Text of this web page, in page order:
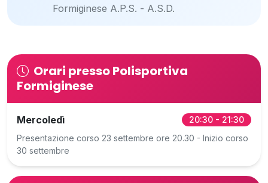
Formiginese A.P.S. - A.S.D.
Orari presso Polisportiva
Formiginese
Mercoledì
20:30 - 21:30
Presentazione corso 23 settembre ore 20.30 - Inizio corso
30 settembre